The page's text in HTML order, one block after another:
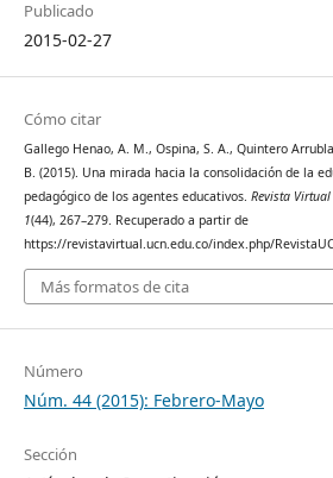
Publicado
2015-02-27
Cómo citar
Gallego Henao, A. M., Ospina, S. A., Quintero
B. (2015). Una mirada hacia la consolidación de la
pedagógico de los agentes educativos. Revista
1(44), 267–279. Recuperado a partir de
https://revistavirtual.ucn.edu.co/index.php/
Más formatos de cita
Número
Núm. 44 (2015): Febrero-Mayo
Sección